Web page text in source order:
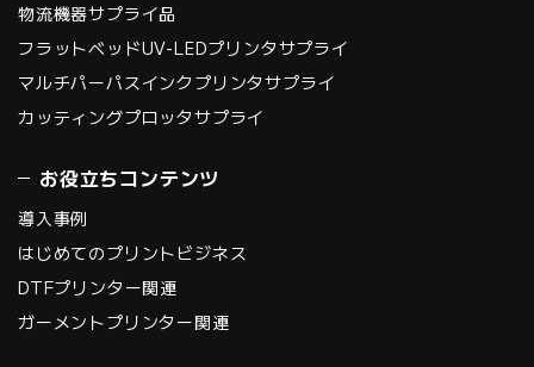
物流機器サプライ品
フラットベッドUV-LEDプリンタサプライ
マルチパーパスインクプリンタサプライ
カッティングプロッタサプライ
お役立ちコンテンツ
導入事例
はじめてのプリントビジネス
DTFプリンター関連
ガーメントプリンター関連